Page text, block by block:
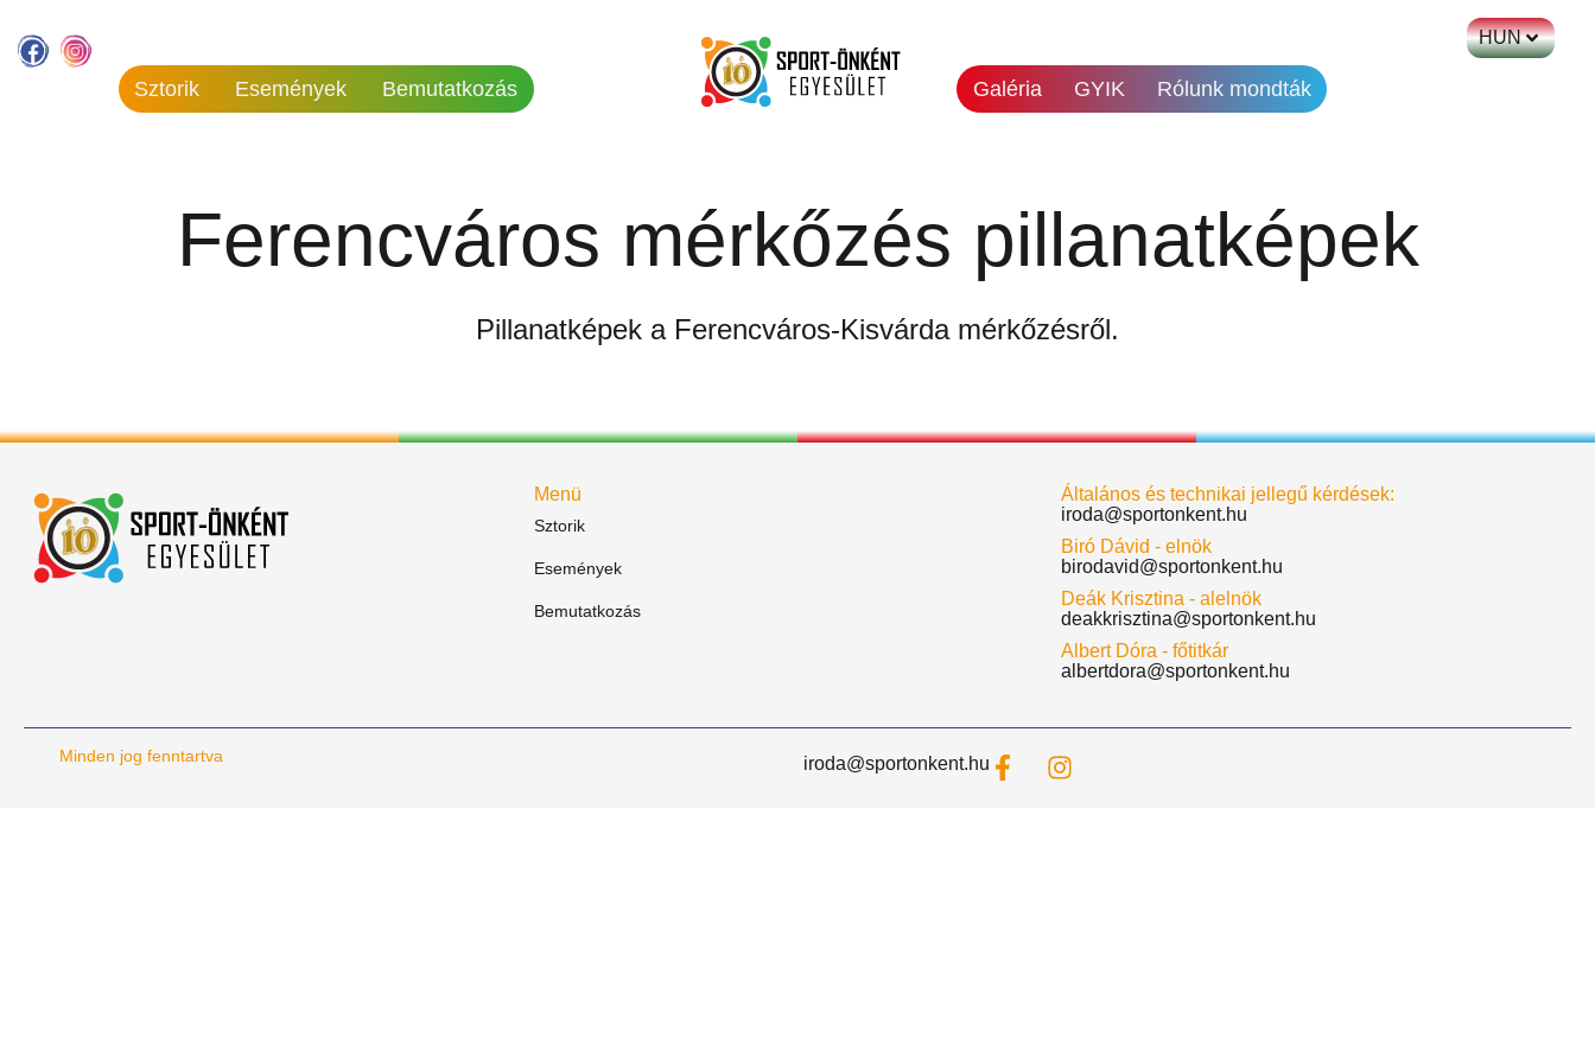
Sztorik Események Bemutatkozás Galéria GYIK Rólunk mondták
HUN
Ferencváros mérkőzés pillanatképek
Pillanatképek a Ferencváros-Kisvárda mérkőzésről.
Menü
Sztorik
Események
Bemutatkozás
Általános és technikai jellegű kérdések:
iroda@sportonkent.hu
Biró Dávid - elnök
birodavid@sportonkent.hu
Deák Krisztina - alelnök
deakkrisztina@sportonkent.hu
Albert Dóra - főtitkár
albertdora@sportonkent.hu
Minden jog fenntartva iroda@sportonkent.hu